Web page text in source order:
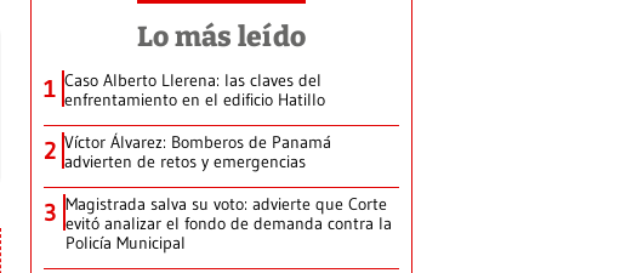
Lo más leído
1 Caso Alberto Llerena: las claves del
enfrentamiento en el edificio Hatillo
2 Víctor Álvarez: Bomberos de Panamá
advierten de retos y emergencias
3 Magistrada salva su voto: advierte que Corte
evitó analizar el fondo de demanda contra la
Policía Municipal